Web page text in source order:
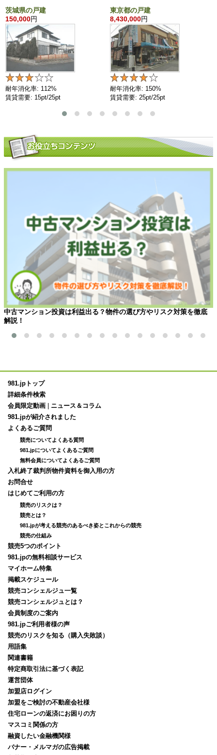
茨城県の戸建
150,000円
耐年消化率: 112%
賃貸需要: 15pt/25pt
東京都の戸建
8,430,000円
耐年消化率: 150%
賃貸需要: 25pt/25pt
中古マンション投資は利益出る？物件の選び方やリスク対策を徹底
解説！
981.jpトップ
詳細条件検索
会員限定動画
ニュース＆コラム
981.jpが紹介されました
よくあるご質問
競売についてよくある質問
981.jpについてよくあるご質問
無料会員についてよくあるご質問
入札終了裁判所物件資料を御入用の方
お問合せ
はじめてご利用の方
競売のリスクは？
競売とは？
981.jpが考える競売のあるべき姿とこれからの競売
競売の仕組み
競売5つのポイント
981.jpの無料相談サービス
マイホーム特集
掲載スケジュール
競売コンシェルジュ一覧
競売コンシェルジュとは？
会員制度のご案内
981.jpご利用者様の声
競売のリスクを知る（購入失敗談）
用語集
関連書籍
特定商取引法に基づく表記
運営団体
加盟店ログイン
加盟をご検討の不動産会社様
住宅ローンの返済にお困りの方
マスコミ関係の方
融資したい金融機関様
バナー・メルマガの広告掲載